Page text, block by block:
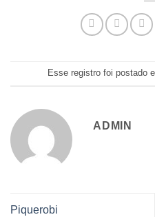
Esse registro foi postado
ADMIN
Piquerobi